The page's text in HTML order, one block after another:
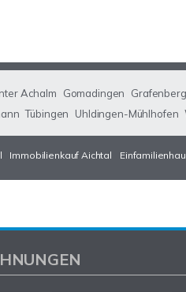
Achalm Gomadingen Grafenberg
Tübingen Uhldingen-Mühlhofen
Immobilienkauf Aichtal